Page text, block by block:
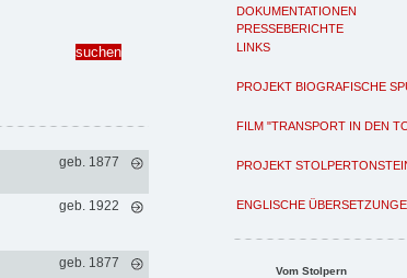
DOKUMENTATIONEN
PRESSEBERICHTE
LINKS
PROJEKT BIOGRAFISCHE
FILM "TRANSPORT IN DEN
PROJEKT
ENGLISCHE
Vom Stolpern
geb. 1877
geb. 1922
geb. 1877